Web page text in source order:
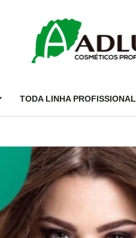
TODA LINHA PROFISSIONAL